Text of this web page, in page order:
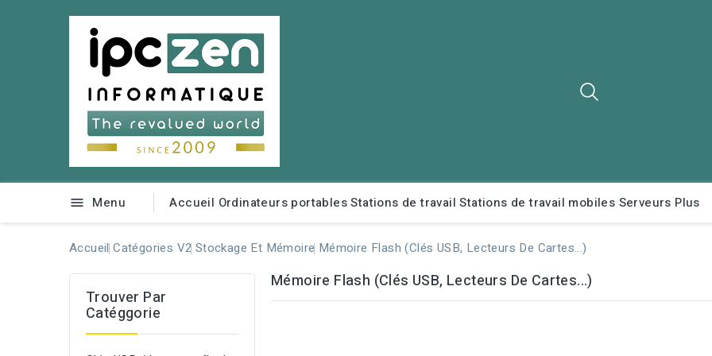
 Menu Accueil Ordinateurs portables Stations de travail Stations de travail mobiles Serveurs Plus
Accueil Catégories V2 Stockage Et Mémoire Mémoire Flash (clés USB, Lecteurs De Cartes...)
Trouver Par
Catéggorie
Mémoire Flash (clés USB, Lecteurs De Cartes...)